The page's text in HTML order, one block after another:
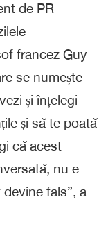
de PR
francez Guy
se numește
și înțelegi
și să te poată
că acest
nu e
fals”, a